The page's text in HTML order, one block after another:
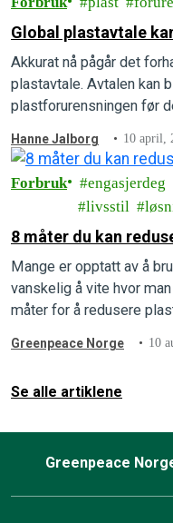
Global plastavtale
Akkurat nå pågår det
plastavtale. Avtalen kan
plastforurensningen før
Hanne Jalborg 10 april,
Forbruk engasjerdeg
livsstil
8 måter du kan
Mange er opptatt av å
vanskelig å vite hvor
måter for å redusere
Greenpeace Norge 10
Se alle artiklene
Greenpeace